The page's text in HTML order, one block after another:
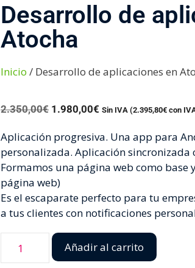
Desarrollo de
Atocha
Inicio / Desarrollo de aplicaciones en
2.350,00€ 1.980,00€ Sin IVA (2.395,80€ con
Aplicación progresiva. Una app para
personalizada. Aplicación sincronizada
Formamos una página web como base
página web)
Es el escaparate perfecto para tu
a tus clientes con notificaciones
Añadir al carrito